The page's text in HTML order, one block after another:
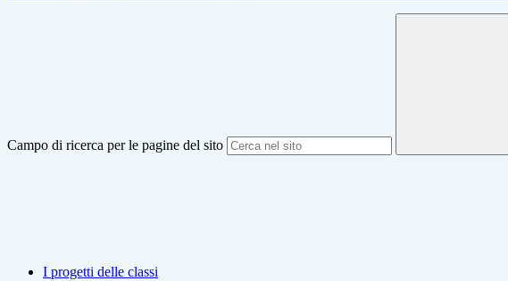
Campo di ricerca per le pagine del sito
I progetti delle classi